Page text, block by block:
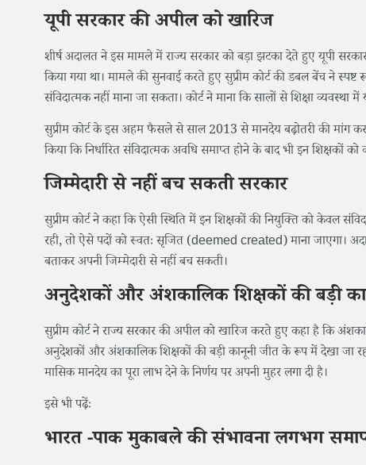
यूपी सरकार की अपील को खारिज
शीर्ष अदालत ने इस मामले में राज्य सरकार को बड़ा झटका देते हुए यूपी
किया गया था। मामले की सुनवाई करते हुए सुप्रीम कोर्ट की डबल बेंच ने
संविदात्मक नहीं माना जा सकता। कोर्ट ने माना कि सालों से शिक्षा
सुप्रीम कोर्ट के इस अहम फैसले से साल 2013 से मानदेय बढ़ोतरी की मांग
किया कि निर्धारित संविदात्मक अवधि समाप्त होने के बाद भी इन शिक्षकों
जिम्मेदारी से नहीं बच सकती सरकार
सुप्रीम कोर्ट ने कहा कि ऐसी स्थिति में इन शिक्षकों की नियुक्ति को केवल
रही, तो ऐसे पदों को स्वतः सृजित (deemed created) माना जाएगा।
बताकर अपनी जिम्मेदारी से नहीं बच सकती।
अनुदेशकों और अंशकालिक शिक्षकों की बड़ी
सुप्रीम कोर्ट ने राज्य सरकार की अपील को खारिज करते हुए कहा है कि
अनुदेशकों और अंशकालिक शिक्षकों की बड़ी कानूनी जीत के रूप में देखा जा
मासिक मानदेय का पूरा लाभ देने के निर्णय पर अपनी मुहर लगा दी है।
इसे भी पढ़ेंः
भारत -पाक मुकाबले की संभावना लगभग